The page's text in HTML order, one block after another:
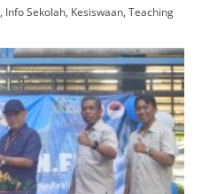
, Info Sekolah, Kesiswaan, Teaching